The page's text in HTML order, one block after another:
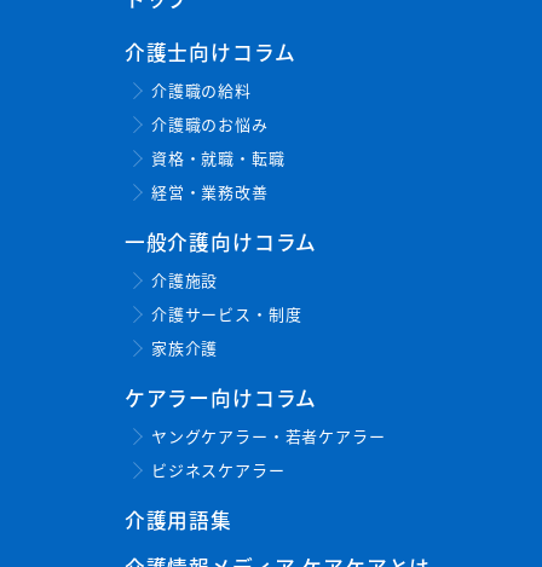
介護士向けコラム
介護職の給料
介護職のお悩み
資格・就職・転職
経営・業務改善
一般介護向けコラム
介護施設
介護サービス・制度
家族介護
ケアラー向けコラム
ヤングケアラー・若者ケアラー
ビジネスケアラー
介護用語集